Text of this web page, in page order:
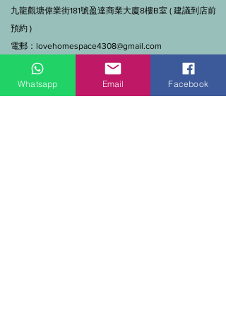
九龍觀塘偉業街181號盈達商業大廈8樓B室 ( 建議到店前
預約 )
電郵： lovehomespace4308@gmail.com
Tel：3962 2890（建材部）
WhatsApp：9144 7280（建材部）
門市營業時間：早上11點到7點(星期一門市休息)
Whatsapp Email Facebook